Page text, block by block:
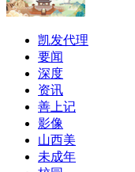
凯发代理
要闻
深度
资讯
善上记
影像
山西美
未成年